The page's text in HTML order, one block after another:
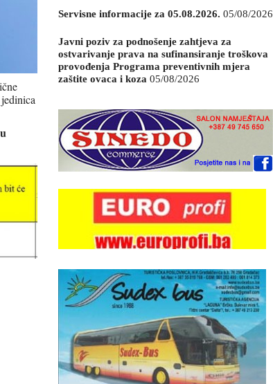
Servisne informacije za 05.08.2026. 05/08/2026
Javni poziv za podnošenje zahtjeva za
ostvarivanje prava na sufinansiranje troškova
provođenja Programa preventivnih mjera
zaštite ovaca i koza 05/08/2026